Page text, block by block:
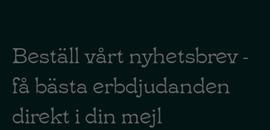
Beställ vårt nyhetsbrev -
få bästa erbdjudanden
direkt i din mejl